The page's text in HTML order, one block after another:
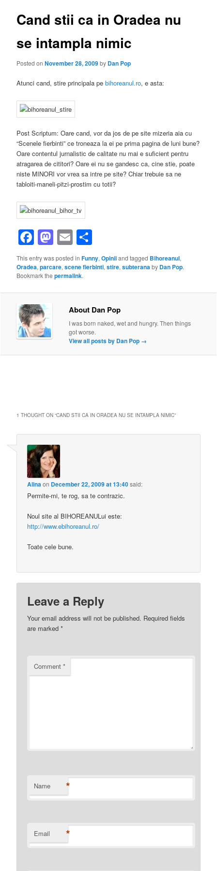
Cand stii ca in Oradea nu
se intampla nimic
Posted onNovember 28, 2009by Dan Pop
Atunci cand, stire principala pebihoreanul.ro, e asta:
Post Scriptum: Oare cand, vor da jos de pe site mizeria aia cu
“Scenele fierbinti” ce troneaza la ei pe prima pagina de luni bune?
Oare contentul jurnalistic de calitate nu mai e suficient pentru
atragarea de cititori? Oare ei nu se gandesc ca, cine stie, poate
niste MINORI vor vrea sa intre pe site? Chiar trebuie sa ne
tabloiti-maneli-pitzi-prostim cu totii?
Facebook
Mastodon
Email
This entry was posted inFunny,Opiniiand tagged Bihoreanul,
Oradea,parcare,scene fierbinti,stire,subteranaby Dan Pop.
Bookmark thepermalink.
About Dan Pop
I was born naked, wet and hungry. Then things
got worse.
View all posts by Dan Pop →
1 THOUGHT ON “CAND STII CA IN ORADEA NU SE INTAMPLA NIMIC”
Alinaon December 22, 2009 at 13:40said:
Permite-mi, te rog, sa te contrazic.
Noul site al BIHOREANULui este:
http://www.ebihoreanul.ro/
Toate cele bune.
Leave a Reply
Your email address will not be published. Required fields
are marked*
Comment*
Name *
Email *